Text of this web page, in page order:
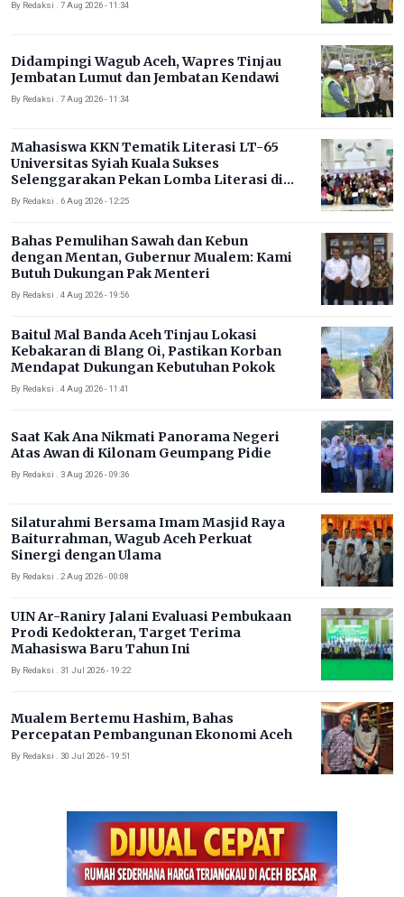
By Redaksi . 7 Aug 2026 - 11:34
Didampingi Wagub Aceh, Wapres Tinjau
Jembatan Lumut dan Jembatan Kendawi
By Redaksi . 7 Aug 2026 - 11:34
Mahasiswa KKN Tematik Literasi LT-65
Universitas Syiah Kuala Sukses
Selenggarakan Pekan Lomba Literasi di
Gampong Rhieng Blang
By Redaksi . 6 Aug 2026 - 12:25
Bahas Pemulihan Sawah dan Kebun
dengan Mentan, Gubernur Mualem: Kami
Butuh Dukungan Pak Menteri
By Redaksi . 4 Aug 2026 - 19:56
Baitul Mal Banda Aceh Tinjau Lokasi
Kebakaran di Blang Oi, Pastikan Korban
Mendapat Dukungan Kebutuhan Pokok
By Redaksi . 4 Aug 2026 - 11:41
Saat Kak Ana Nikmati Panorama Negeri
Atas Awan di Kilonam Geumpang Pidie
By Redaksi . 3 Aug 2026 - 09:36
Silaturahmi Bersama Imam Masjid Raya
Baiturrahman, Wagub Aceh Perkuat
Sinergi dengan Ulama
By Redaksi . 2 Aug 2026 - 00:08
UIN Ar-Raniry Jalani Evaluasi Pembukaan
Prodi Kedokteran, Target Terima
Mahasiswa Baru Tahun Ini
By Redaksi . 31 Jul 2026 - 19:22
Mualem Bertemu Hashim, Bahas
Percepatan Pembangunan Ekonomi Aceh
By Redaksi . 30 Jul 2026 - 19:51